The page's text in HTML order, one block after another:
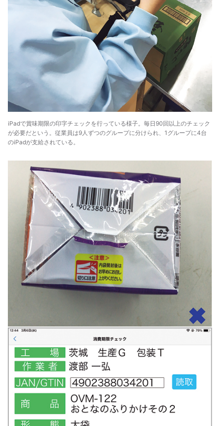
iPadで賞味期限の印字チェックを行っている様子。毎日90回以上のチェック
が必要だという。従業員は9人ずつのグループに分けられ、1グループに4台
のiPadが支給されている。